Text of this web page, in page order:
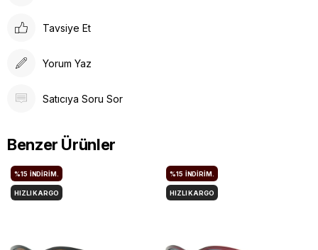
Tavsiye Et
Yorum Yaz
Satıcıya Soru Sor
Benzer Ürünler
%15 İNDIRIM.
HIZLI KARGO
%15 İNDIRIM.
HIZLI KARGO